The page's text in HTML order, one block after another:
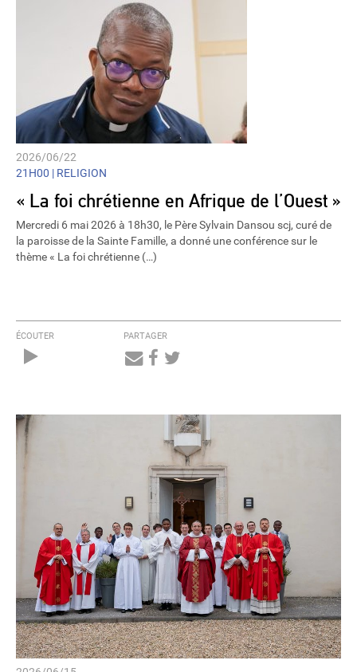
2026/06/22
21H00 | RELIGION
« La foi chrétienne en Afrique de l’Ouest »
Mercredi 6 mai 2026 à 18h30, le Père Sylvain Dansou scj, curé de
la paroisse de la Sainte Famille, a donné une conférence sur le
thème « La foi chrétienne (…)
ÉCOUTER PARTAGER